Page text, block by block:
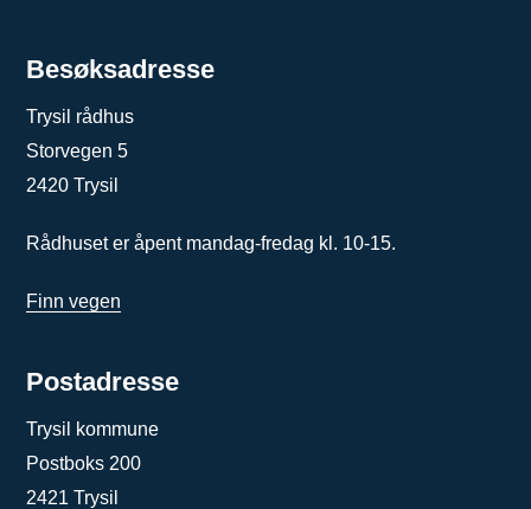
Besøksadresse
Trysil rådhus
Storvegen 5
2420 Trysil
Rådhuset er åpent mandag-fredag kl. 10-15.
Finn vegen
Postadresse
Trysil kommune
Postboks 200
2421 Trysil